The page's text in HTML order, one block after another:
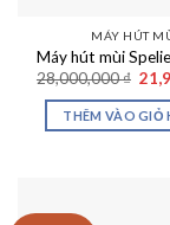
MÁY HÚT
Máy hút mùi
28,000,000₫ Giá
gốc
là:
THÊM VÀO GIỎ